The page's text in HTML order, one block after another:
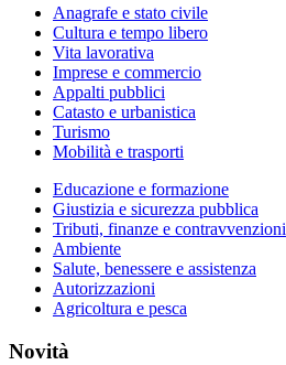
Anagrafe e stato civile
Cultura e tempo libero
Vita lavorativa
Imprese e commercio
Appalti pubblici
Catasto e urbanistica
Turismo
Mobilità e trasporti
Educazione e formazione
Giustizia e sicurezza pubblica
Tributi, finanze e contravvenzioni
Ambiente
Salute, benessere e assistenza
Autorizzazioni
Agricoltura e pesca
Novità